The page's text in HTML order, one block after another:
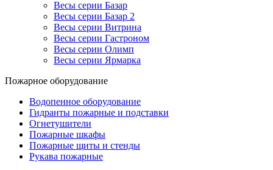
Весы серии Базар
Весы серии Базар 2
Весы серии Витрина
Весы серии Гастроном
Весы серии Олимп
Весы серии Ярмарка
Пожарное оборудование
Водопенное оборудование
Гидранты пожарные и подставки
Огнетушители
Пожарные шкафы
Пожарные щиты и стенды
Рукава пожарные